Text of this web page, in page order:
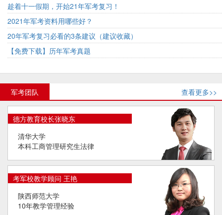
趁着十一假期，开始21年军考复习！
2021年军考资料用哪些好？
20年军考复习必看的3条建议（建议收藏）
【免费下载】历年军考真题
军考团队 查看更多>>
德方教育校长张晓东
清华大学
本科工商管理研究生法律
考军校教学顾问 王艳
陕西师范大学
10年教学管理经验